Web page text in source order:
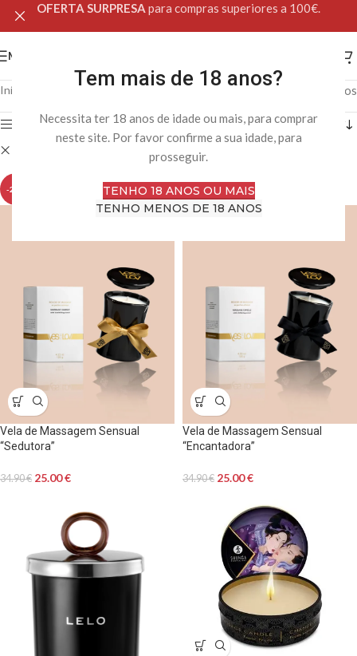
Tem mais de 18 anos?
Necessita ter 18 anos de idade ou mais, para comprar
neste site. Por favor confirme a sua idade, para
prosseguir.
TENHO 18 ANOS OU MAIS
TENHO MENOS DE 18 ANOS
OFERTA SURPRESA para compras superiores a 100€.
MENU
Início Loja Online A mostrar todos os 5 resultados
Filtro
Velas de Massagem
-28%
Vela de Massagem Sensual
“Sedutora”
34.90€ 25.00€
-28%
Vela de Massagem Sensual
“Encantadora”
34.90€ 25.00€